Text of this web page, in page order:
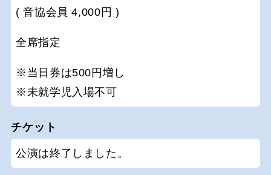
( 音協会員 4,000円 )
全席指定
※当日券は500円増し
※未就学児入場不可
チケット
公演は終了しました。